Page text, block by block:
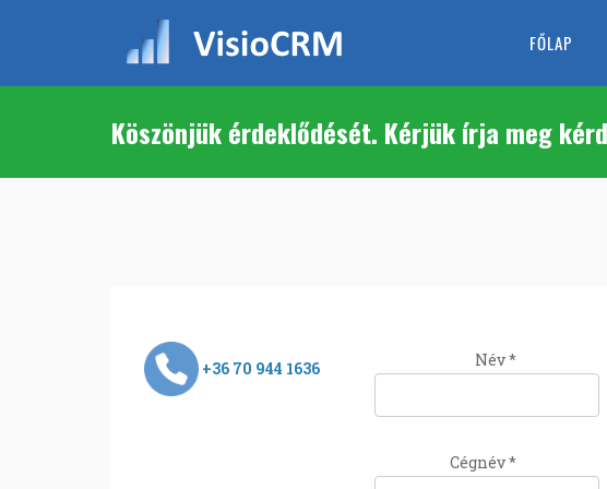
FŐLAP
Köszönjük érdeklődését. Kérjük írja meg
+36 70 944 1636 Név*
Cégnév*